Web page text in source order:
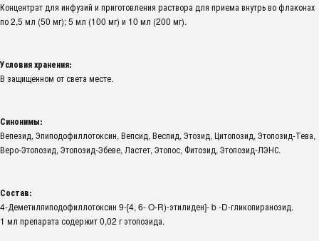
Концентрат для инфузий и приготовления раствора для приема внутрь во флаконах
по 2,5 мл (50 мг); 5 мл (100 мг) и 10 мл (200 мг).
Условия хранения:
В защищенном от света месте.
Синонимы:
Вепезид, Эпиподофиллотоксин, Вепсид, Веспид, Этозид, Цитопозид, Этопозид-Тева,
Веро-Этопозид, Этопозид-Эбеве, Ластет, Этопос, Фитозид, Этопозид-ЛЭНС.
Состав:
4-Деметилпиподофиллотоксин 9-[4, 6- O-R)-этилиден]- b -D-гликопиранозид.
1 мл препарата содержит 0,02 г этопозида.